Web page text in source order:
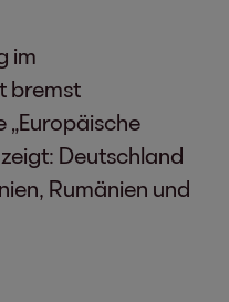
im
bremst
„Europäische
Deutschland
Rumänien und